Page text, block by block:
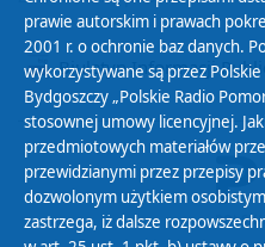
Biuletyn Informacji
prawie autorskim i prawach
2001 r. o ochronie baz danych.
wykorzystywane są przez
Bydgoszczy „Polskie Radio
stosownej umowy licencyjnej.
przedmiotowych materiałów
przewidzianymi przez przepisy
dozwolonym użytkiem
zastrzega, iż dalsze